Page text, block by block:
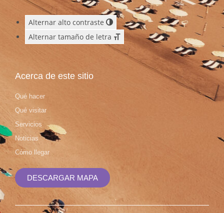
Alternar alto contraste
Alternar tamaño de letra
Acerca de este sitio
Qué hacer
Qué visitar
Servicios
Noticias
Cómo llegar
DESCARGAR MAPA